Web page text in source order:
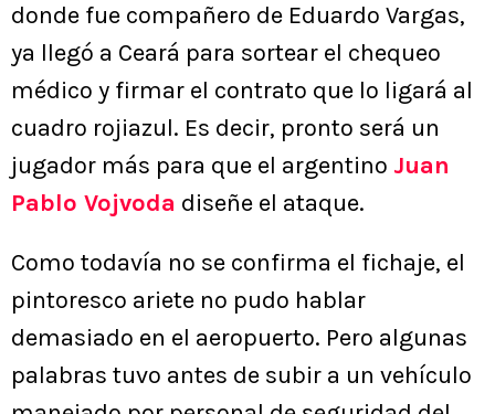
donde fue compañero de Eduardo Vargas,
ya llegó a Ceará para sortear el chequeo
médico y firmar el contrato que lo ligará al
cuadro rojiazul. Es decir, pronto será un
jugador más para que el argentino Juan
Pablo Vojvoda diseñe el ataque.
Como todavía no se confirma el fichaje, el
pintoresco ariete no pudo hablar
demasiado en el aeropuerto. Pero algunas
palabras tuvo antes de subir a un vehículo